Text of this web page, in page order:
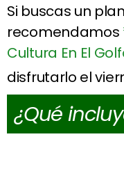
Si buscas un
recomendamos
Cultura En El
disfrutarlo el
¿Qué